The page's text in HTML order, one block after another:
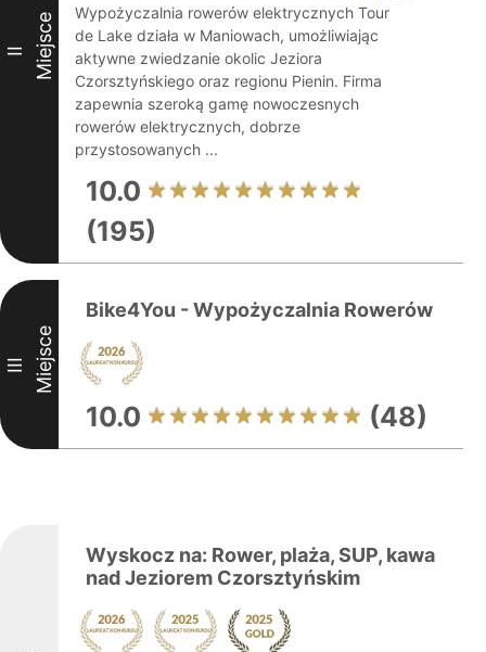
II Miejsce
Wypożyczalnia rowerów elektrycznych Tour
de Lake działa w Maniowach, umożliwiając
aktywne zwiedzanie okolic Jeziora
Czorsztyńskiego oraz regionu Pienin. Firma
zapewnia szeroką gamę nowoczesnych
rowerów elektrycznych, dobrze
przystosowanych ...
10.0
(195)
III Miejsce
Bike4You - Wypożyczalnia Rowerów
10.0 (48)
Wyskocz na: Rower, plaża, SUP, kawa
nad Jeziorem Czorsztyńskim